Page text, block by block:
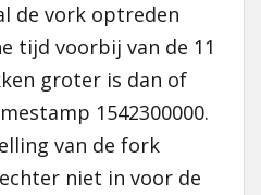
de vork optreden
tijd voorbij van de 11
groter is dan of
1542300000.
van de fork
niet in voor de